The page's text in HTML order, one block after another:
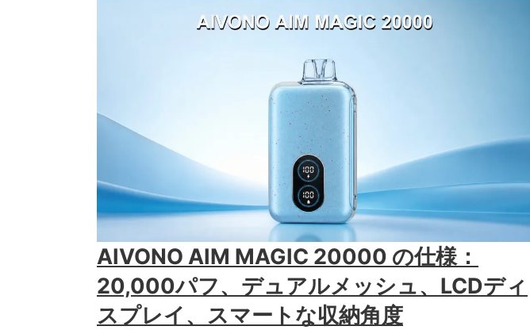
AIVONO AIM MAGIC 20000 の仕様：
20,000パフ、デュアルメッシュ、LCDディ
スプレイ、スマートな収納角度